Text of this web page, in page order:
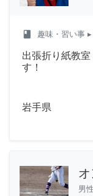
class 趣味・習い事
出張折り紙教
す！
岩手県
男性